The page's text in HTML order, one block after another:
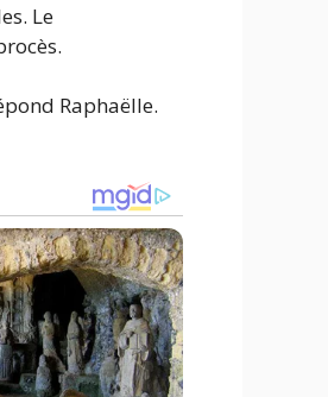
Le
Raphaëlle.